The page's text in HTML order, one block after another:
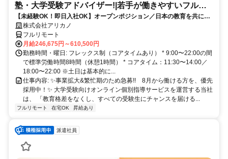
塾・大学受験アドバイザー!|若手が働きやすいフルリ
モート勤務
【未経験OK！即日入社OK】オープンポジション／日本の教育を共に変
える仲間を募集します！
株式会社アリカノ
フルリモート
月給246,675円～610,500円
勤務時間・曜日: フレックス制（コアタイムあり） * 9:00〜22:00の間
で標準労働時間8時間（休憩1時間） * コアタイム：11:30〜14:00／
18:00〜22:00 ※土日は基本的に...
仕事内容: ✨️事業拡大&繁忙期のため急募!! 8月から働ける方を、優先
採用中！✨️ 大学受験向けオンライン個別指導サービスを運営する当社
は、 「教育格差をなくし、すべての受験生にチャンスを届ける...
フルリモート 在宅OK 昇給あり
派遣社員